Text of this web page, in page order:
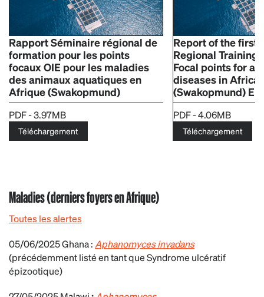
Rapport Séminaire régional de
formation pour les points
focaux OIE pour les maladies
des animaux aquatiques en
Afrique (Swakopmund)
PDF - 3.97MB
Téléchargement
Report of the first
Regional Training
Focal points for
diseases in Africa
(Swakopmund)
PDF - 4.06MB
Téléchargement
Maladies (derniers foyers en Afrique)
Toutes les alertes
05/06/2025 Ghana : Aphanomyces invadans
(précédemment listé en tant que Syndrome ulcératif
épizootique)